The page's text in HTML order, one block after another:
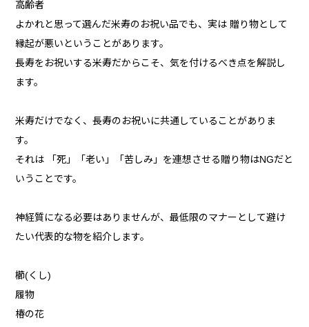
高齢者
よかれと思って選んだ米寿のお祝い品でも、実は 贈り物として
縁起が悪いということがあります。
長寿をお祝いする米寿だからこそ、気を付けるべき点を解説し
ます。
米寿だけでなく、長寿のお祝いに共通していることがありま
す。
それは 「死」「老い」「苦しみ」を連想させる贈り物はNGだと
いうことです。
神経質になる必要はありませんが、最低限のマナーとして避け
たい代表的な物を紹介します。
櫛(くし)
履物
椿の花